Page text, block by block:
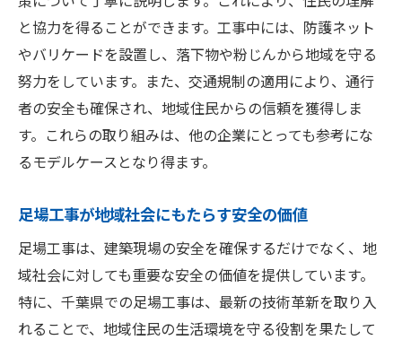
と協力を得ることができます。工事中には、防護ネット
やバリケードを設置し、落下物や粉じんから地域を守る
努力をしています。また、交通規制の適用により、通行
者の安全も確保され、地域住民からの信頼を獲得しま
す。これらの取り組みは、他の企業にとっても参考にな
るモデルケースとなり得ます。
足場工事が地域社会にもたらす安全の価値
足場工事は、建築現場の安全を確保するだけでなく、地
域社会に対しても重要な安全の価値を提供しています。
特に、千葉県での足場工事は、最新の技術革新を取り入
れることで、地域住民の生活環境を守る役割を果たして